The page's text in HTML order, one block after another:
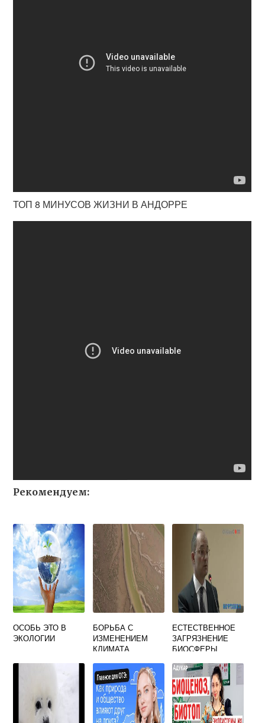
ТОП 8 МИНУСОВ ЖИЗНИ В АНДОРРЕ
Рекомендуем:
ОСОБЬ ЭТО В
ЭКОЛОГИИ
БОРЬБА С
ИЗМЕНЕНИЕМ
КЛИМАТА
ЕСТЕСТВЕННОЕ
ЗАГРЯЗНЕНИЕ
БИОСФЕРЫ
РЕЗУЛЬТАТЕ